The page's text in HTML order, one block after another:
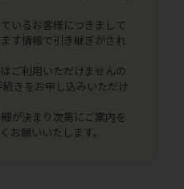
いるお客様につきまして
す情報で引き継ぎがされ
ご利用いただけませんの
続きをお申し込みいただけ
が決まり次第にご案内を
お願いいたします。